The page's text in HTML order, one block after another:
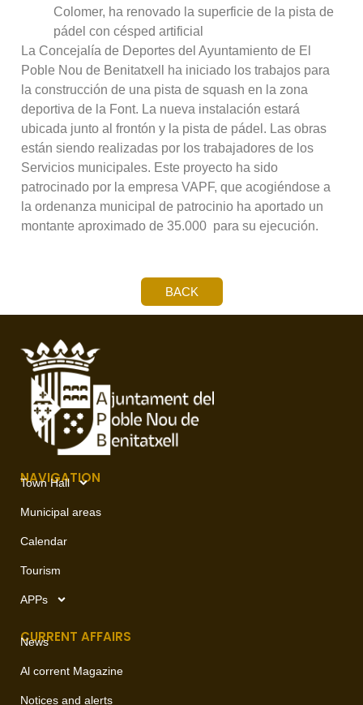
Colomer, ha renovado la superficie de la pista de
pádel con césped artificial
La Concejalía de Deportes del Ayuntamiento de El
Poble Nou de Benitatxell ha iniciado los trabajos para
la construcción de una pista de squash en la zona
deportiva de la Font. La nueva instalación estará
ubicada junto al frontón y la pista de pádel. Las obras
están siendo realizadas por los trabajadores de los
Servicios municipales. Este proyecto ha sido
patrocinado por la empresa VAPF, que acogiéndose a
la ordenanza municipal de patrocinio ha aportado un
montante aproximado de 35.000  para su ejecución.
BACK
NAVIGATION
Town Hall
Municipal areas
Calendar
Tourism
APPs
CURRENT AFFAIRS
News
Al corrent Magazine
Notices and alerts